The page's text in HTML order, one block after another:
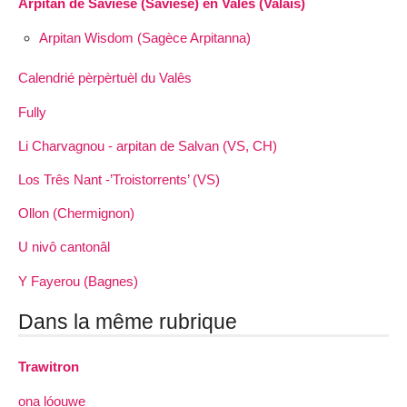
Arpitan de Saviése (Savièse) en Valês (Valais)
Arpitan Wisdom (Sagèce Arpitanna)
Calendrié pèrpèrtuèl du Valês
Fully
Li Charvagnou - arpitan de Salvan (VS, CH)
Los Três Nant -’Troistorrents’ (VS)
Ollon (Chermignon)
U nivô cantonâl
Y Fayerou (Bagnes)
Dans la même rubrique
Trawitron
ona lóouwe